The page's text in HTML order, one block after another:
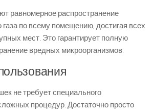
равномерное распространение
по всему помещению, достигая всех
мест. Это гарантирует полную
вредных микроорганизмов.
не требует специального
процедур. Достаточно просто